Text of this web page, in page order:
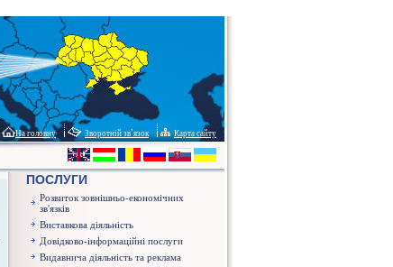
На головну Зворотній зв`язок Карта сайту
ПОСЛУГИ
Розвиток зовнішньо-економічних
зв'язків
Виставкова діяльність
Довідково-інформаційні послуги
Видавнича діяльність та реклама